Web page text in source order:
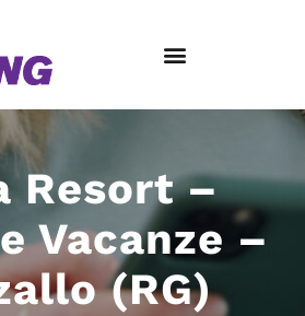
Resort –
Vacanze –
(RG)